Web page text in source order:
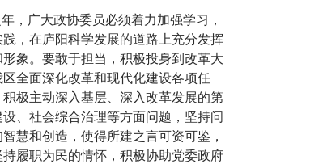
，广大政协委员必须着力加强学习，
，在庐阳科学发展的道路上充分发挥
象。要敢于担当，积极投身到改革大
全面深化改革和现代化建设各项任
极主动深入基层、深入改革发展的第
、社会综合治理等方面问题，坚持问
慧和创造，使得所建之言可资可鉴，
履职为民的情怀，积极协助党委政府